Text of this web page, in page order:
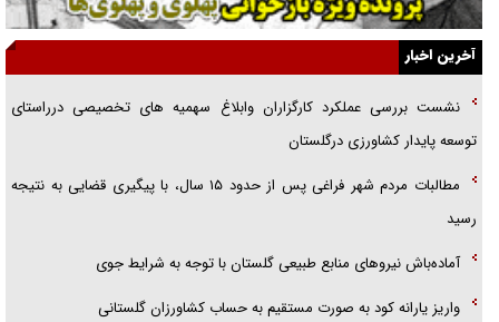
ارتقا می‌داد
راننده مست به قانون می‌خندد
همه آقای دوربینی شده‌ایم!
آیا مقاومت فلسطین خلع‌سلاح می‌شود؟
آخرین اخبار
نشست بررسی عملکرد کارگزاران وابلاغ سهمیه های تخصیصی درراستای
توسعه پایدار کشاورزی درگلستان
مطالبات مردم شهر فراغی پس از حدود ۱۵ سال، با پیگیری قضایی به نتیجه
رسید
آماده‌باش نیروهای منابع طبیعی گلستان با توجه به شرایط جوی
واریز یارانه کود به صورت مستقیم به حساب کشاورزان گلستانی